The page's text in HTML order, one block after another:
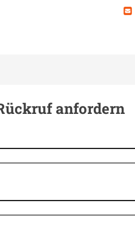
anfordern